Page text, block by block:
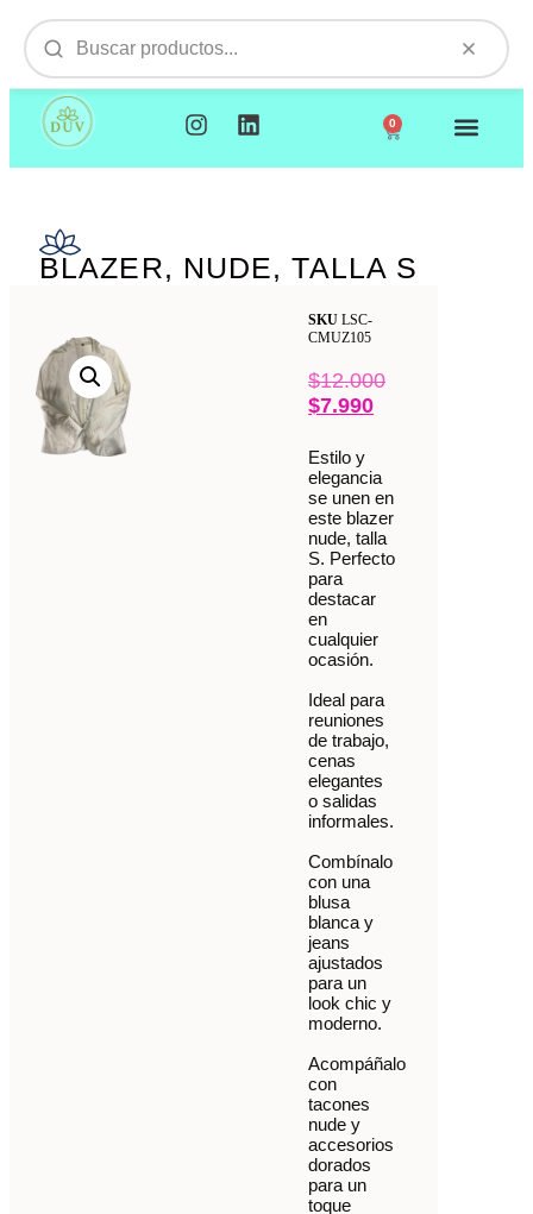
0
BLAZER, NUDE, TALLA S
SKULSC-
CMUZ105
$12.000
$7.990
Estilo y
elegancia
se unen en
este blazer
nude, talla
S. Perfecto
para
destacar
en
cualquier
ocasión.
Ideal para
reuniones
de trabajo,
cenas
elegantes
o salidas
informales.
Combínalo
con una
blusa
blanca y
jeans
ajustados
para un
look chic y
moderno.
Acompáñalo
con
tacones
nude y
accesorios
dorados
para un
toque